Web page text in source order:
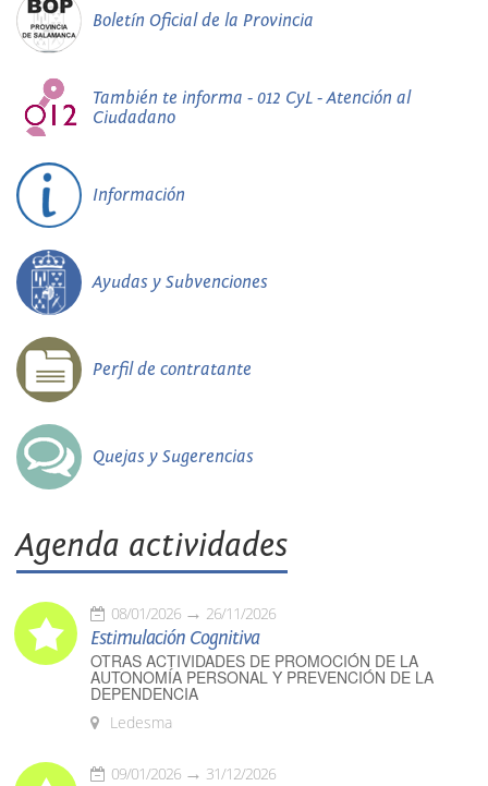
Boletín Oficial de la Provincia
También te informa - 012 CyL - Atención al
Ciudadano
Información
Ayudas y Subvenciones
Perfil de contratante
Quejas y Sugerencias
Agenda actividades
08/01/2026 26/11/2026
Estimulación Cognitiva
OTRAS ACTIVIDADES DE PROMOCIÓN DE LA
AUTONOMÍA PERSONAL Y PREVENCIÓN DE LA
DEPENDENCIA
Ledesma
09/01/2026 31/12/2026